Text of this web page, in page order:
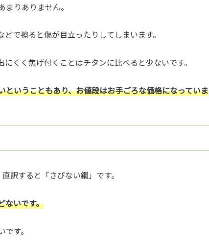
りありません。
で擦ると傷が目立ったりしてしまいます。
くく焦げ付くことはチタンに比べると少ないです。
いうこともあり、お値段はお手ごろな価格になっていま
訳すると「さびない鋼」です。
ないです。
す。